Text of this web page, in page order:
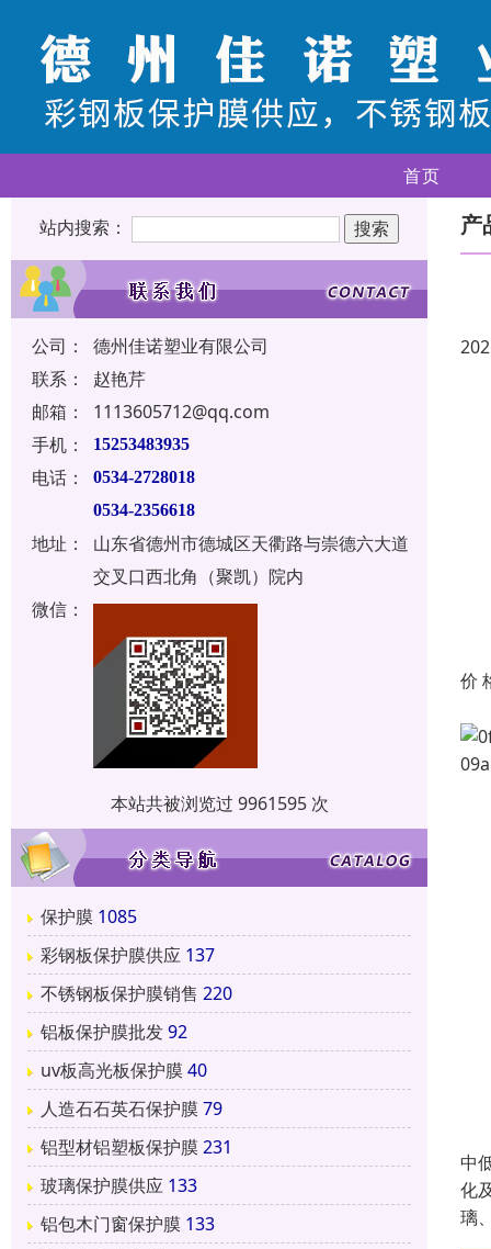
首页
站内搜索：
公司：
德州佳诺塑业有限公司
联系：
赵艳芹
邮箱：
1113605712@qq.com
手机：
15253483935
电话：
0534-2728018
0534-2356618
地址：
山东省德州市德城区天衢路与崇德六大道
交叉口西北角（聚凯）院内
微信：
本站共被浏览过 9961595 次
保护膜 1085
彩钢板保护膜供应 137
不锈钢板保护膜销售 220
铝板保护膜批发92
uv板高光板保护膜40
人造石石英石保护膜79
铝型材铝塑板保护膜231
玻璃保护膜供应 133
铝包木门窗保护膜 133
产
价
中
化
璃